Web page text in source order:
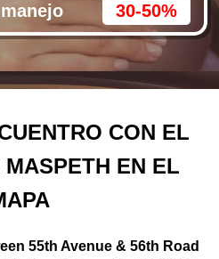
30-50%
CON EL
EN EL
55th Avenue & 56th Road